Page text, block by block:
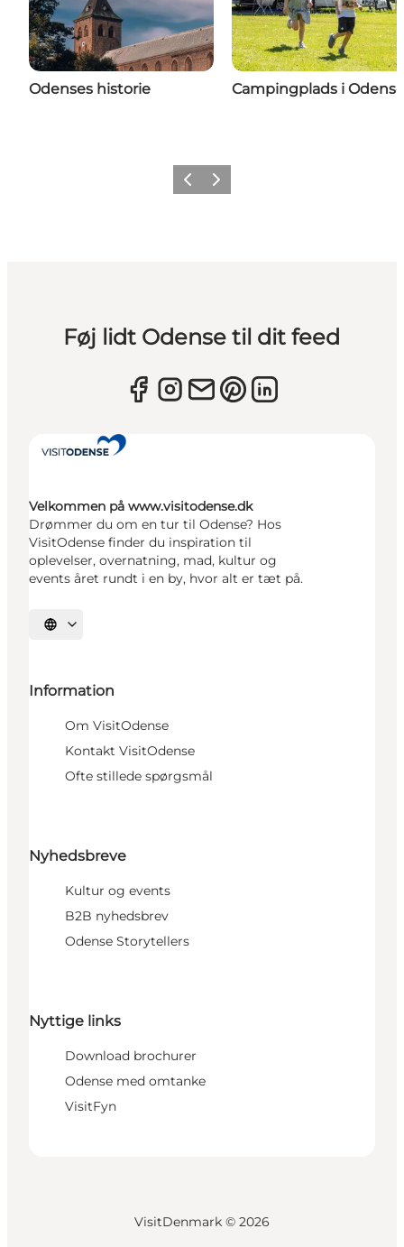
Odenses historie Campingplads i Odense
ForrigeNæste
Føj lidt Odense til dit feed
Velkommen på www.visitodense.dk
Drømmer du om en tur til Odense? Hos
VisitOdense finder du inspiration til
oplevelser, overnatning, mad, kultur og
events året rundt i en by, hvor alt er tæt på.
Vælg sprog
Information
Om VisitOdense
Kontakt VisitOdense
Ofte stillede spørgsmål
Nyhedsbreve
Kultur og events
B2B nyhedsbrev
Odense Storytellers
Nyttige links
Download brochurer
Odense med omtanke
VisitFyn
VisitDenmark © 2026